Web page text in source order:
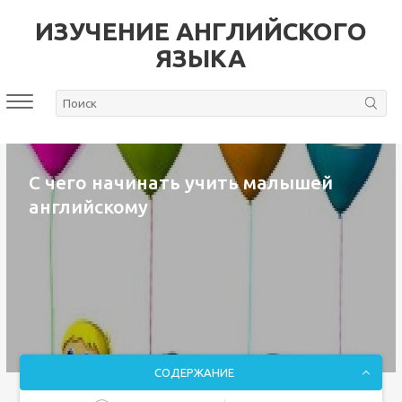
ИЗУЧЕНИЕ АНГЛИЙСКОГО
ЯЗЫКА
С чего начинать учить малышей
английскому
СОДЕРЖАНИЕ